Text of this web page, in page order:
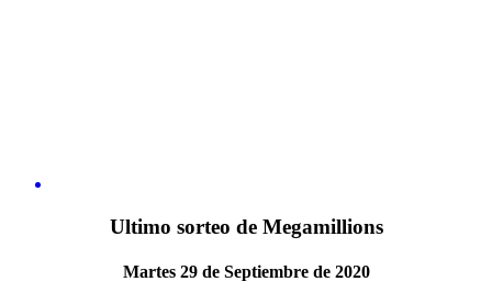
Ultimo sorteo de Megamillions
Martes 29 de Septiembre de 2020